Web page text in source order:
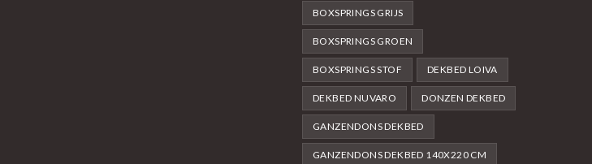
BOXSPRINGS GRIJS
BOXSPRINGS GROEN
BOXSPRINGS STOF DEKBED LOIVA
DEKBED NUVARO DONZEN DEKBED
GANZENDONS DEKBED
GANZENDONS DEKBED 140X220 CM